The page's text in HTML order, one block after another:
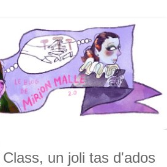
un joli tas d'ados